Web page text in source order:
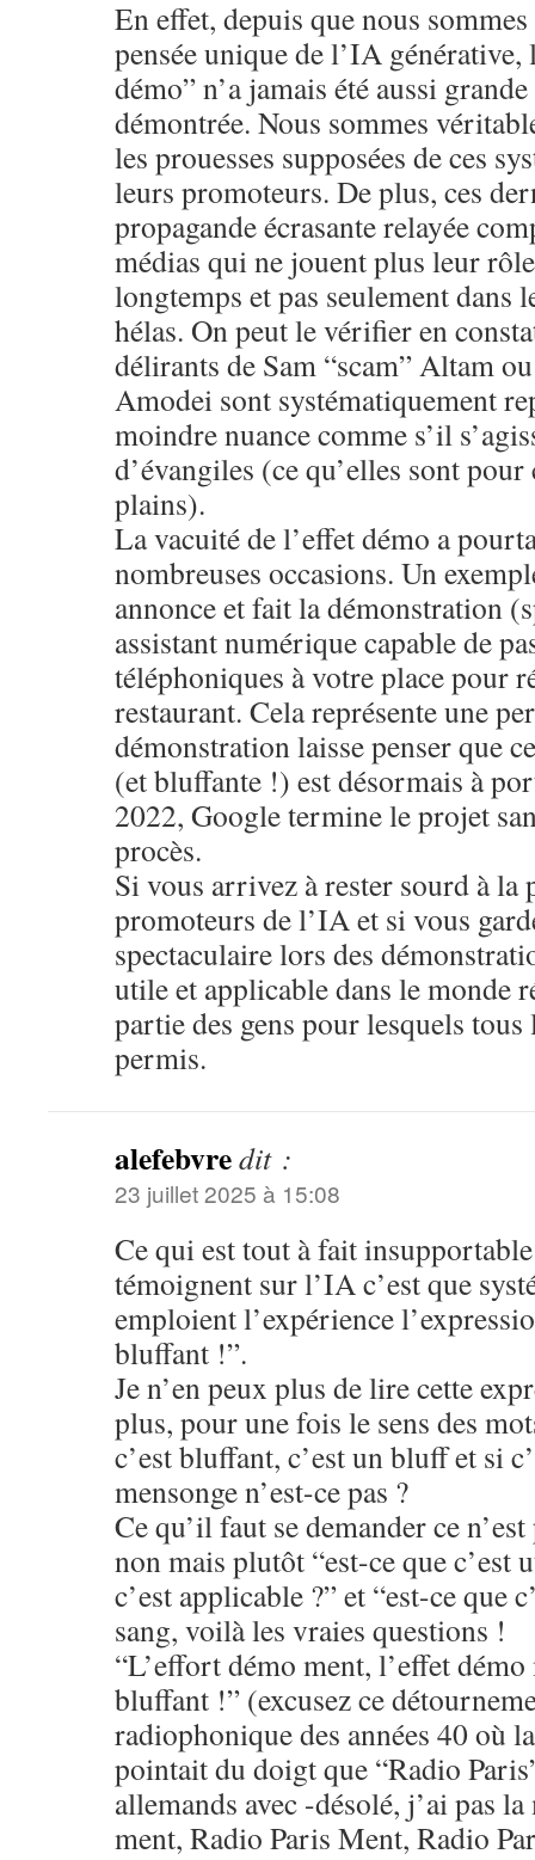
En effet, depuis que nous
pensée unique de l’IA générative,
démo” n’a jamais été aussi
démontrée. Nous sommes
les prouesses supposées de ces
leurs promoteurs. De plus, ces
propagande écrasante relayée
médias qui ne jouent plus leur
longtemps et pas seulement dans
hélas. On peut le vérifier en
délirants de Sam “scam” Altam
Amodei sont systématiquement
moindre nuance comme s’il
d’évangiles (ce qu’elles sont
plains).
La vacuité de l’effet démo a
nombreuses occasions. Un
annonce et fait la démonstration
assistant numérique capable de
téléphoniques à votre place pour
restaurant. Cela représente une
démonstration laisse penser que
(et bluffante !) est désormais à
2022, Google termine le projet
procès.
Si vous arrivez à rester sourd à la
promoteurs de l’IA et si vous
spectaculaire lors des
utile et applicable dans le monde
partie des gens pour lesquels tous
permis.
alefebvredit :
23 juillet 2025 à 15:08
Ce qui est tout à fait
témoignent sur l’IA c’est que
emploient l’expérience
bluffant !”.
Je n’en peux plus de lire cette
plus, pour une fois le sens des
c’est bluffant, c’est un bluff et si
mensonge n’est-ce pas ?
Ce qu’il faut se demander ce
non mais plutôt “est-ce que c’est
c’est applicable ?” et “est-ce que
sang, voilà les vraies questions !
“L’effort démo ment, l’effet
bluffant !” (excusez ce
radiophonique des années 40 où
pointait du doigt que “Radio
allemands avec -désolé, j’ai pas
ment, Radio Paris Ment, Radio